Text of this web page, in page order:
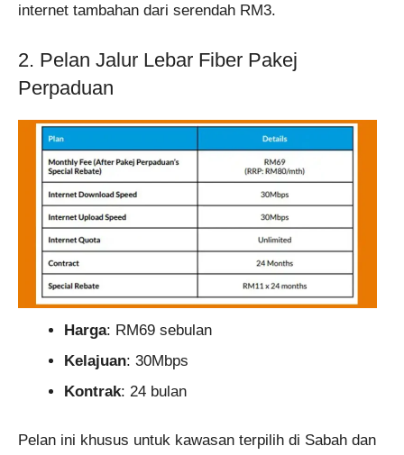
internet tambahan dari serendah RM3.
2. Pelan Jalur Lebar Fiber Pakej
Perpaduan
Harga: RM69 sebulan
Kelajuan: 30Mbps
Kontrak: 24 bulan
Pelan ini khusus untuk kawasan terpilih di Sabah dan